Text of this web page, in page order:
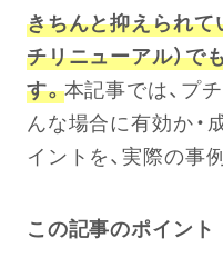
きちんと抑えられて
チリニューアル）で
す。本記事では、プ
んな場合に有効か・
イントを、実際の事
この記事のポイント